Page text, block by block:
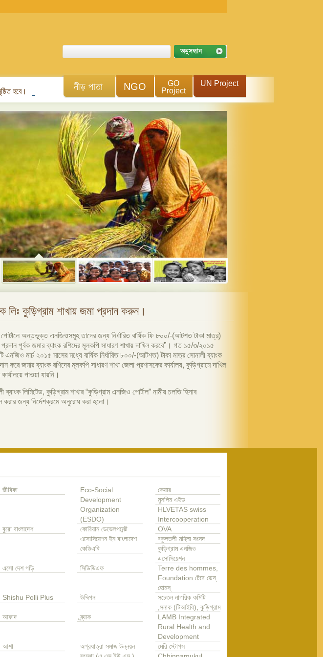
হবে। নীড় পাতা NGO
GO
Project
UN Project
লিঃ কুড়িগ্রাম শাখায় জমা প্রদান করুন।
অন্তভুক্ত এনজিওসমূহ তাদের জন্য নির্ধারিত বার্ষিক ফি ৮০০/-(আটশত টাকা মাত্র)
পূর্বক জমার ব্যাংক রশিদের মূলকপি সাধারণ শাখায় দাখিল করবে”। গত ১৫/৩/২০১৫
মার্চ ২০১৫ মাসের মধ্যে বার্ষিক নির্ধারিত ৮০০/-(আটশত) টাকা মাত্র সোনালী ব্যাংক
জমার ব্যাংক রশিদের মূলকপি সাধারণ শাখা জেলা প্রশাসকের কার্যালয়, কুড়িগ্রামে দাখিল
পাওয়া যায়নি।
লিমিটেড, কুড়িগ্রাম শাখার “কুড়িগ্রাম এনজিও পোর্টাল” নামীয় চলতি হিসাব
করার জন্য নির্দেশক্রমে অনুরোধ করা হলো।
জীবিকা
Eco-Social
Development
Organization
(ESDO)
কেয়ার
মুসলিম এইড
HLVETAS swiss
Intercooperation
বুরো বাংলাদেশ
কোরিয়ান ডেভেলপমেন্ট
এসোসিয়েশন ইন বাংলাদেশ
কেডিএবি
OVA
বকুলতলী মহিলা সংসদ
কুড়িগ্রাম এনজিও
এসোসিয়েশন
এসো দেশ গড়ি সিডিডিএফ
Terre des hommes,
Foundation টেরে ডেস্
হোমস্
Shishu Polli Plus উদ্দিপন
সচেতন নাগরিক কমিটি
,সনাক (টিআইবি), কুড়িগ্রাম
আফাদ ব্র্যাক
LAMB Integrated
Rural Health and
Development
আশা
অগ্রযাত্রা সমাজ উন্নয়ন
মেরি স্টোপস